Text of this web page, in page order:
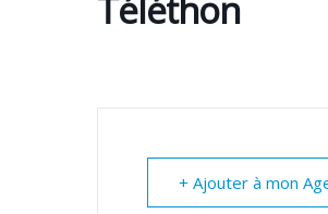
Téléthon
+ Ajouter à mon